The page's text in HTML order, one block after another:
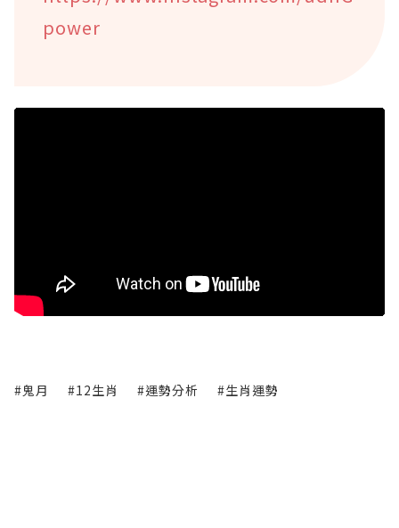
power
#鬼月 #12生肖 #運勢分析 #生肖運勢